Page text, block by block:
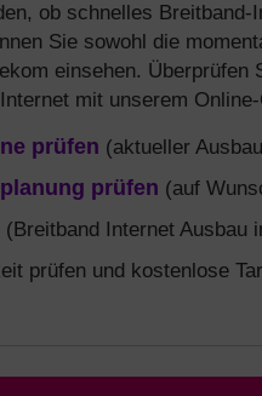
ob schnelles
Sie sowohl die
einsehen. Überprüfen
mit unserem
prüfen (aktueller
prüfen (auf
(Breitband Internet Ausbau
prüfen und kostenlose